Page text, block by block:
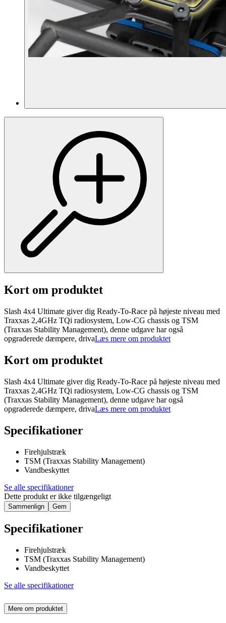
Kort om produktet
Slash 4x4 Ultimate giver dig Ready-To-Race på højeste niveau med
Traxxas 2,4GHz TQi radiosystem, Low-CG chassis og TSM
(Traxxas Stability Management), denne udgave har også
opgraderede dæmpere, drivaLæs mere om produktet
Kort om produktet
Slash 4x4 Ultimate giver dig Ready-To-Race på højeste niveau med
Traxxas 2,4GHz TQi radiosystem, Low-CG chassis og TSM
(Traxxas Stability Management), denne udgave har også
opgraderede dæmpere, drivaLæs mere om produktet
Specifikationer
Firehjulstræk
TSM (Traxxas Stability Management)
Vandbeskyttet
Se alle specifikationer
Dette produkt er ikke tilgængeligt
Sammenlign Gem
Specifikationer
Firehjulstræk
TSM (Traxxas Stability Management)
Vandbeskyttet
Se alle specifikationer
Mere om produktet